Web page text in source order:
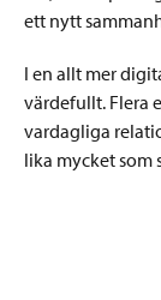
ett nytt
I en allt mer
värdefullt. Flera
vardagliga
lika mycket som